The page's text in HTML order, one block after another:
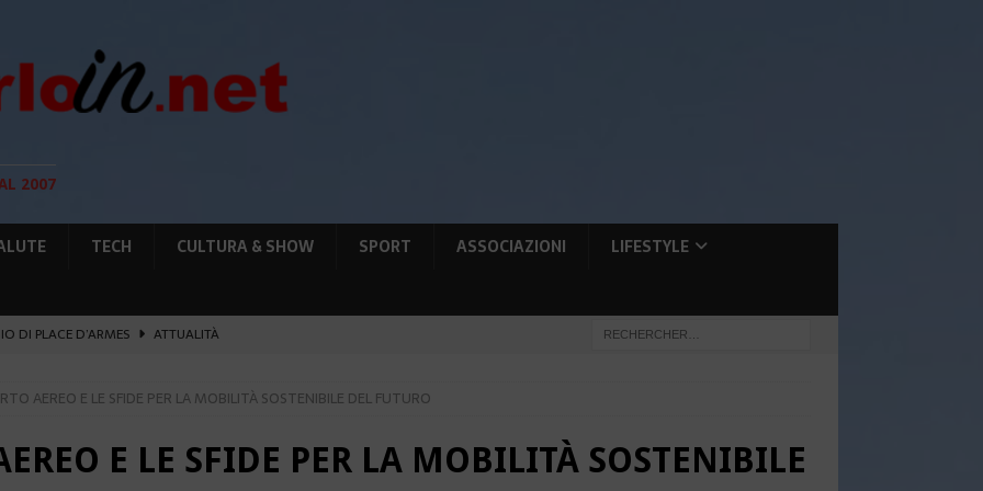
2007
TECH CULTURA & SHOW SPORT ASSOCIAZIONI
LIFESTYLE
DI PLACE D’ARMES
ATTUALITÀ
AGOSTO, LE PRECAUZIONI PER OSSERVARLA
AMBIENTE
SOSTIENE LA RIFORMA
CULTURA&SHOW
AEREO E LE SFIDE PER LA MOBILITÀ SOSTENIBILE DEL FUTURO
E LE SFIDE PER LA MOBILITÀ SOSTENIBILE